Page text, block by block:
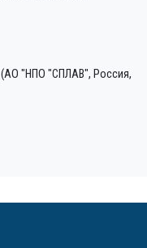
(АО "НПО "СПЛАВ", Россия,